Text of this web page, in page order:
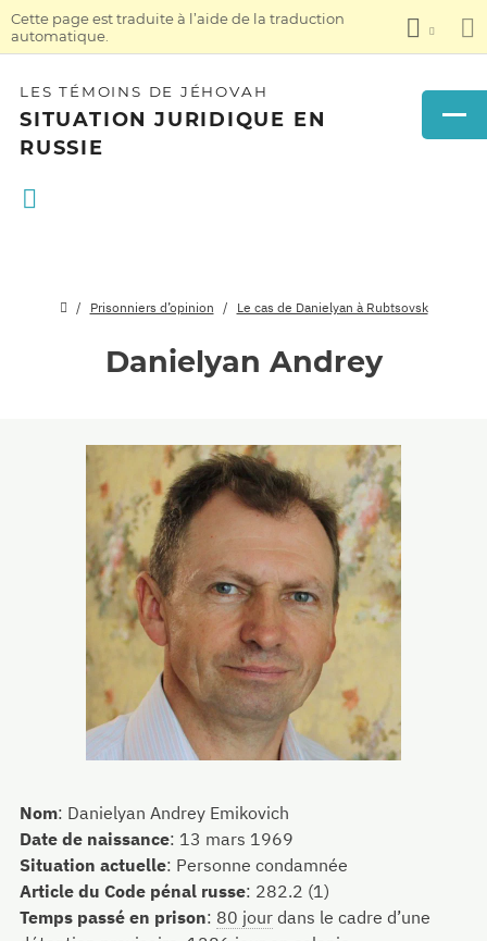
Cette page est traduite à l’aide de la traduction
automatique.
LES TÉMOINS DE JÉHOVAH
SITUATION JURIDIQUE EN
RUSSIE
Prisonniers d’opinion Le cas de Danielyan à Rubtsovsk
Danielyan Andrey
Nom: Danielyan Andrey Emikovich
Date de naissance: 13 mars 1969
Situation actuelle: Personne condamnée
Article du Code pénal russe: 282.2 (1)
Temps passé en prison: 80 jour dans le cadre d’une